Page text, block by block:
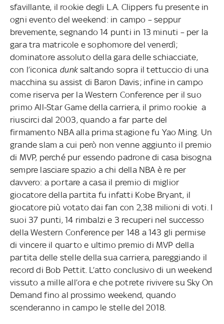
sfavillante, il rookie degli L.A. Clippers fu presente in
ogni evento del weekend: in campo – seppur
brevemente, segnando 14 punti in 13 minuti – per la
gara tra matricole e sophomore del venerdì;
dominatore assoluto della gara delle schiacciate,
con l’iconica dunksaltando sopra il tettuccio di una
macchina su assist di Baron Davis; infine in campo
come riserva per la Western Conference per il suo
primo All-Star Game della carriera, il primo rookie a
riuscirci dal 2003, quando a far parte del
firmamento NBA alla prima stagione fu Yao Ming. Un
grande slam a cui però non venne aggiunto il premio
di MVP, perché pur essendo padrone di casa bisogna
sempre lasciare spazio a chi della NBA è re per
davvero: a portare a casa il premio di miglior
giocatore della partita fu infatti Kobe Bryant, il
giocatore più votato dai fan con 2,38 milioni di voti. I
suoi 37 punti, 14 rimbalzi e 3 recuperi nel successo
della Western Conference per 148 a 143 gli permise
di vincere il quarto e ultimo premio di MVP della
partita delle stelle della sua carriera, pareggiando il
record di Bob Pettit. L’atto conclusivo di un weekend
vissuto a mille all’ora e che potrete rivivere su Sky On
Demand fino al prossimo weekend, quando
scenderanno in campo le stelle del 2018.